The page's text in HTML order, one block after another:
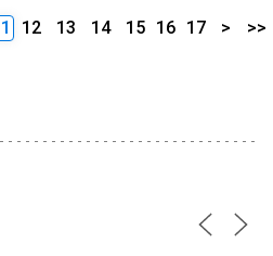
12 13 14 15 16 17 > >>